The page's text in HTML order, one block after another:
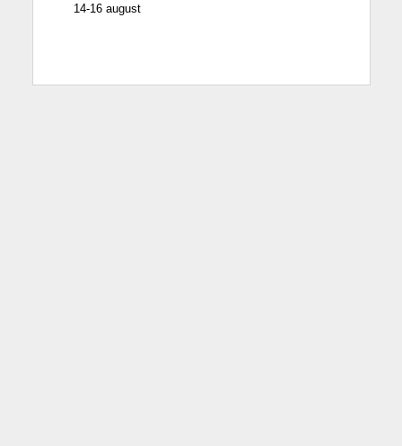
14-16 august